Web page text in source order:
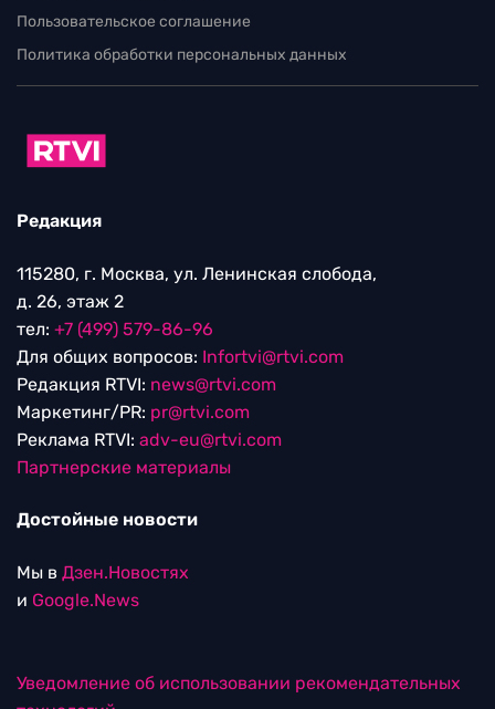
Пользовательское соглашение
Политика обработки персональных данных
Редакция
115280, г. Москва, ул. Ленинская слобода,
д. 26, этаж 2
тел: +7 (499) 579-86-96
Для общих вопросов: Infortvi@rtvi.com
Редакция RTVI: news@rtvi.com
Маркетинг/PR: pr@rtvi.com
Реклама RTVI: adv-eu@rtvi.com
Партнерские материалы
Достойные новости
Мы в Дзен.Новостях
и Google.News
Уведомление об использовании рекомендательных